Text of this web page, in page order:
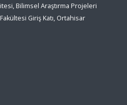
Bilimsel Araştırma Projeleri
Giriş Katı, Ortahisar